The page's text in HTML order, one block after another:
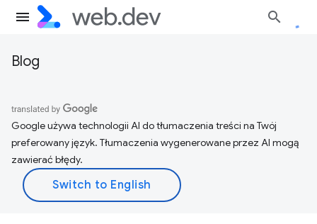
Blog
Google używa technologii AI do tłumaczenia treści na Twój
preferowany język. Tłumaczenia wygenerowane przez AI mogą
zawierać błędy.